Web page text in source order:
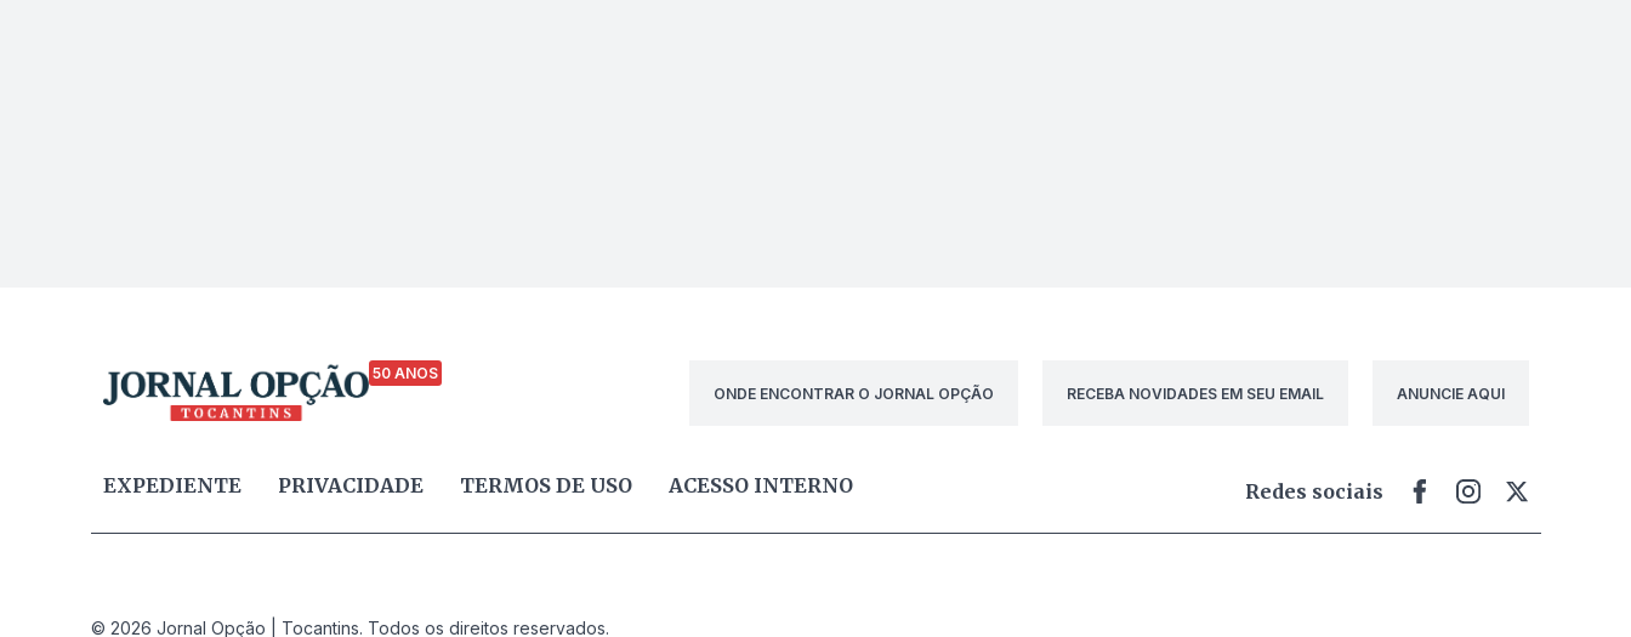
50 ANOS
ONDE ENCONTRAR O JORNAL OPÇÃO
RECEBA NOVIDADES EM SEU EMAIL ANUNCIE AQUI
EXPEDIENTE PRIVACIDADE TERMOS DE USO ACESSO INTERNO Redes sociais
© 2026 Jornal Opção | Tocantins. Todos os direitos reservados.